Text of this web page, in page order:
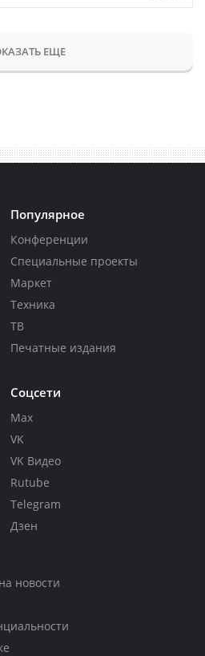
ЕЩЕ
Популярное
Конференции
Специальные проекты
Маркет
Техника
ТВ
Печатные издания
Соцсети
Max
VK
VK Видео
Rutube
Telegram
Дзен
новости